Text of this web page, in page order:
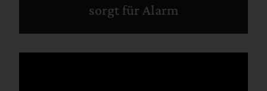
sorgt für Alarm